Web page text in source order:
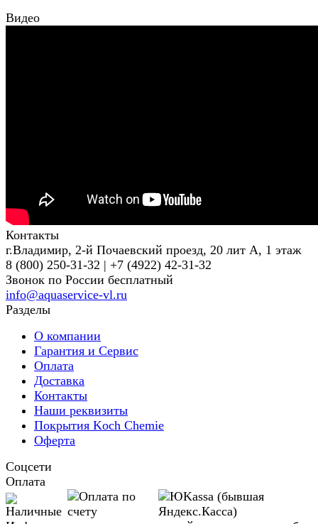
Видео
Контакты
г.Владимир, 2-й Почаевский проезд, 20 лит А, 1 этаж
8 (800) 250-31-32 | +7 (4922) 42-31-32
Звонок по России бесплатный
info@aquaservice-vl.ru
Разделы
О компании
Гарантия и Сервис
Оплата
Доставка
Контакты
Наши реквизиты
Покрытия Koch Chemie
Оферта
Соцсети
Оплата